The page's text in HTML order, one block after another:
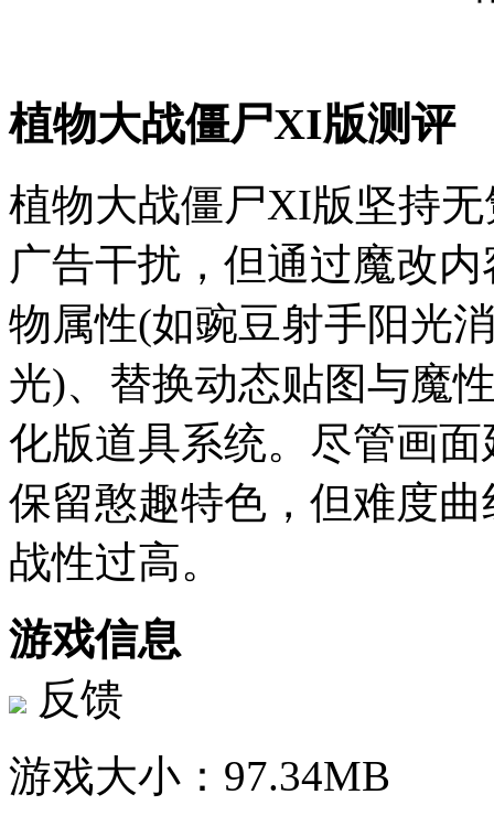
植物大战僵尸XI版测评
植物大战僵尸XI版坚持
广告干扰，但通过魔改
物属性(如豌豆射手阳光
光)、替换动态贴图与魔
化版道具系统。尽管画
保留憨趣特色，但难度
战性过高。
游戏信息
反馈
游戏大小： 97.34MB